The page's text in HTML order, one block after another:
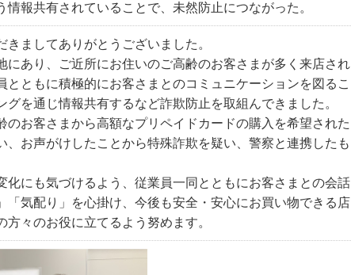
情報共有されていることで、未然防止につながった。
きましてありがとうございました。
にあり、ご近所にお住いのご高齢のお客さまが多く来店され
とともに積極的にお客さまとのコミュニケーションを図るこ
グを通じ情報共有するなど詐欺防止を取組んできました。
のお客さまから高額なプリペイドカードの購入を希望された
、お声がけしたことから特殊詐欺を疑い、警察と連携したも
化にも気づけるよう、従業員一同とともにお客さまとの会話
「気配り」を心掛け、今後も安全・安心にお買い物できる店
方々のお役に立てるよう努めます。